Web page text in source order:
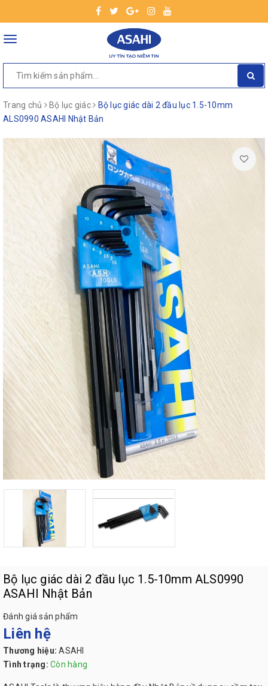
Toggle
Trang chủ Bộ lục giác
Bộ lục giác dài 2 đầu lục 1.5-10mm
ALS0990 ASAHI Nhật Bản
Bộ lục giác dài 2 đầu lục 1.5-10mm ALS0990
ASAHI Nhật Bản
Đánh giá sản phẩm
Liên hệ
Thương hiệu: ASAHI
Tình trạng: Còn hàng